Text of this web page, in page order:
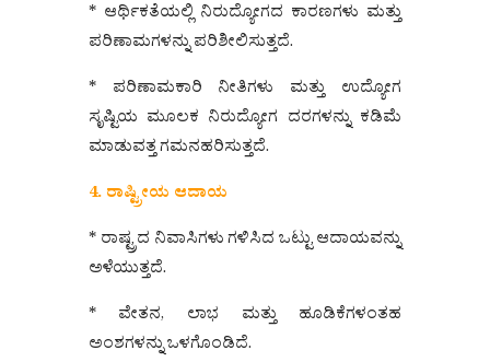
* ಆರ್ಥಿಕತೆಯಲ್ಲಿ ನಿರುದ್ಯೋಗದ ಕಾರಣಗಳು ಮತ್ತು
ಪರಿಣಾಮಗಳನ್ನು ಪರಿಶೀಲಿಸುತ್ತದೆ.
* ಪರಿಣಾಮಕಾರಿ ನೀತಿಗಳು ಮತ್ತು ಉದ್ಯೋಗ
ಸೃಷ್ಟಿಯ ಮೂಲಕ ನಿರುದ್ಯೋಗ ದರಗಳನ್ನು ಕಡಿಮೆ
ಮಾಡುವತ್ತ ಗಮನಹರಿಸುತ್ತದೆ.
4. ರಾಷ್ಟ್ರೀಯ ಆದಾಯ
* ರಾಷ್ಟ್ರದ ನಿವಾಸಿಗಳು ಗಳಿಸಿದ ಒಟ್ಟು ಆದಾಯವನ್ನು
ಅಳೆಯುತ್ತದೆ.
* ವೇತನ, ಲಾಭ ಮತ್ತು ಹೂಡಿಕೆಗಳಂತಹ
ಅಂಶಗಳನ್ನು ಒಳಗೊಂಡಿದೆ.